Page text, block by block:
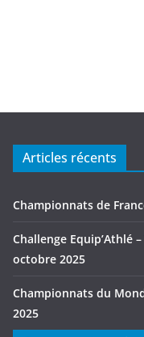
Articles récents
Championnats de
Challenge Equip’Athlé
octobre 2025
Championnats du
2025